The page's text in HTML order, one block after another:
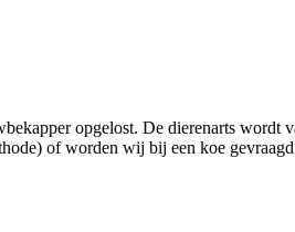
opgelost. De dierenarts wordt
of worden wij bij een koe